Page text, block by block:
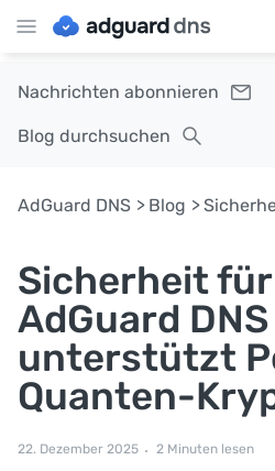
Nachrichten abonnieren
Blog durchsuchen
AdGuard DNS Blog
Sicherheit
AdGuard DNS
unterstützt
Quanten-
22. Dezember 2025 2 Minuten lesen